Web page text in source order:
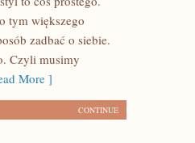
tym większego
zadbać o siebie.
Czyli musimy
More ]
CONTINUE